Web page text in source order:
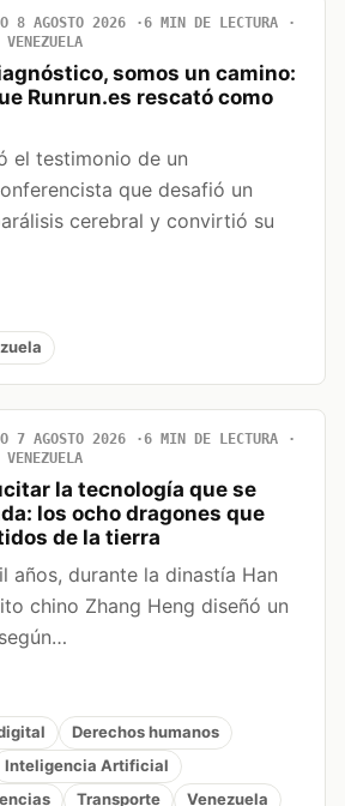
8 AGOSTO 2026
6 MIN DE LECTURA
somos un camino:
Runrun.es rescató como
el testimonio de un
que desafió un
cerebral y convirtió su
7 AGOSTO 2026
6 MIN DE LECTURA
la tecnología que se
los ocho dragones que
de la tierra
años, durante la dinastía Han
chino Zhang Heng diseñó un
Derechos humanos
Inteligencia Artificial
Transporte Venezuela